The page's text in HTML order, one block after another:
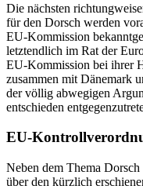
Die nächsten
für den Dorsch werden
EU-Kommission
letztendlich im Rat der
EU-Kommission bei ihrer
zusammen mit Dänemark
der völlig abwegigen
entschieden
EU-
Neben dem Thema
über den kürzlich